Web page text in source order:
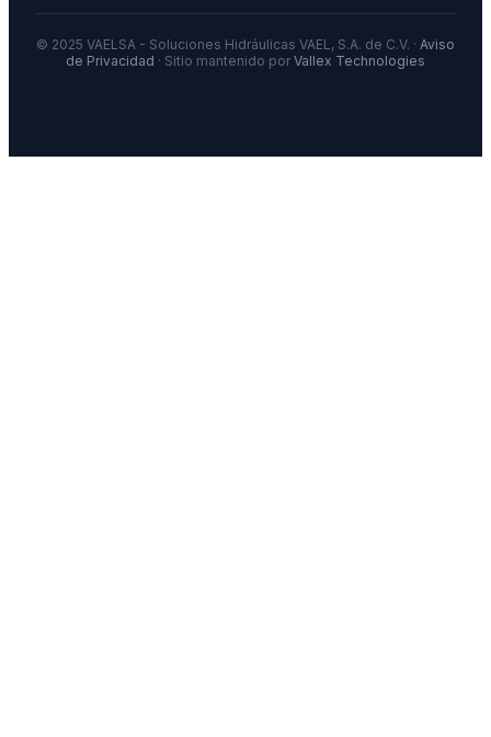
© 2025 VAELSA - Soluciones Hidráulicas VAEL, S.A. de C.V. · Aviso
de Privacidad · Sitio mantenido por Vallex Technologies